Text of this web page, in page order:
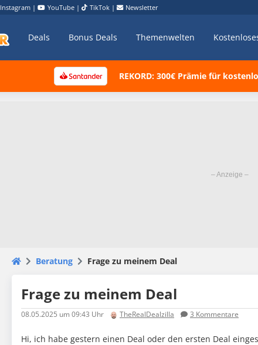
Instagram | YouTube | TikTok | Newsletter
Deals Bonus Deals Themenwelten
REKORD: 300€ Prämie für
Beratung Frage zu meinem Deal
Frage zu meinem Deal
08.05.2025 um 09:43 Uhr TheRealDealzilla 3 Kommentare
Hi, ich habe gestern einen Deal oder den ersten Deal